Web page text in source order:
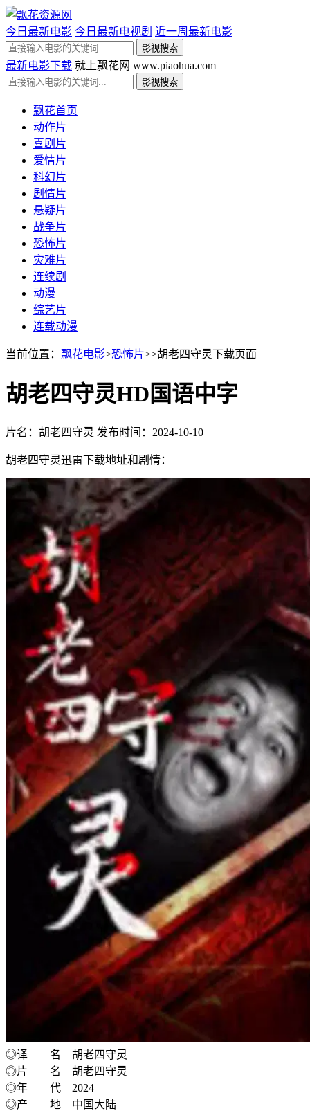
今日最新电影 今日最新电视剧 近一周最新电影
最新电影下载 就上飘花网 www.piaohua.com
飘花首页
动作片
喜剧片
爱情片
科幻片
剧情片
悬疑片
战争片
恐怖片
灾难片
连续剧
动漫
综艺片
连载动漫
当前位置： 飘花电影>恐怖片>>胡老四守灵下载页面
胡老四守灵HD国语中字
片名：胡老四守灵 发布时间：2024-10-10
胡老四守灵迅雷下载地址和剧情：
◎译 名 胡老四守灵
◎片 名 胡老四守灵
◎年 代 2024
◎产 地 中国大陆